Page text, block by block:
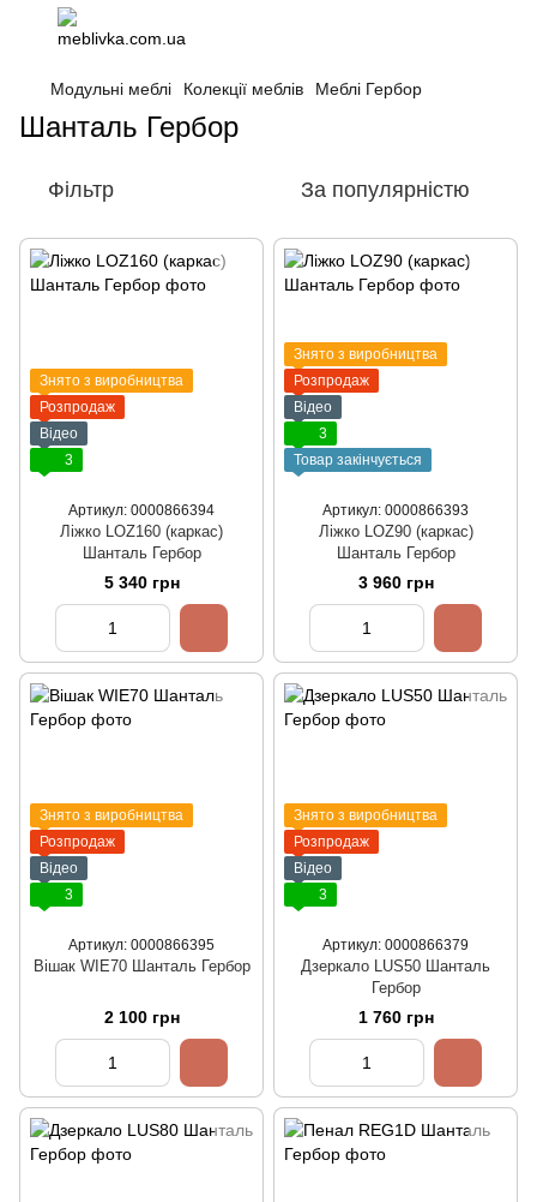
Модульні меблі Колекції меблів Меблі Гербор
Шанталь Гербор
Фільтр За популярністю
Знято з виробництва
Розпродаж
Відео
3
Артикул: 0000866394
Ліжко LOZ160 (каркас)
Шанталь Гербор
5 340 грн
Знято з виробництва
Розпродаж
Відео
3
Товар закінчується
Артикул: 0000866393
Ліжко LOZ90 (каркас)
Шанталь Гербор
3 960 грн
Знято з виробництва
Розпродаж
Відео
3
Артикул: 0000866395
Вішак WIE70 Шанталь Гербор
2 100 грн
Знято з виробництва
Розпродаж
Відео
3
Артикул: 0000866379
Дзеркало LUS50 Шанталь
Гербор
1 760 грн